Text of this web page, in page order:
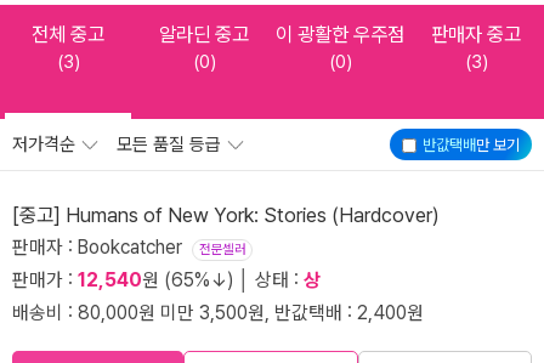
전체 중고
(3)
알라딘 중고
(0)
이 광활한 우주점
(0)
판매자 중고
(3)
반값택배만 보기
저가격순 모든 품질 등급
[중고] Humans of New York: Stories (Hardcover)
판매자 : Bookcatcher 전문셀러
판매가 : 12,540원 (65%↓) │ 상태 : 상
배송비 : 80,000원 미만 3,500원, 반값택배 : 2,400원